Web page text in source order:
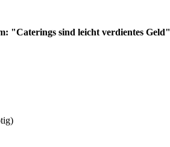
"Caterings sind leicht verdientes Geld"